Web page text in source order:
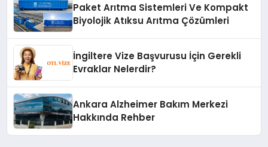
Paket Arıtma Sistemleri Ve Kompakt
Biyolojik Atıksu Arıtma Çözümleri
İngiltere Vize Başvurusu İçin Gerekli
Evraklar Nelerdir?
Ankara Alzheimer Bakım Merkezi
Hakkında Rehber